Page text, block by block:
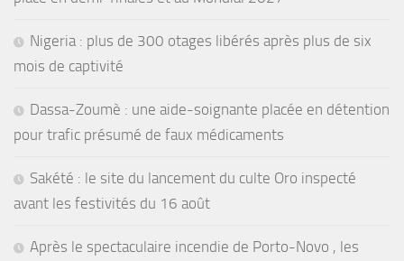
Nigeria : plus de 300 otages libérés après plus de six
mois de captivité
Dassa-Zoumè : une aide-soignante placée en détention
pour trafic présumé de faux médicaments
Sakété : le site du lancement du culte Oro inspecté
avant les festivités du 16 août
Après le spectaculaire incendie de Porto-Novo , les